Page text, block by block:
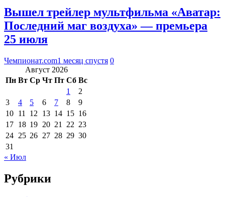
Вышел трейлер мультфильма «Аватар:
Последний маг воздуха» — премьера
25 июля
Чемпионат.com1 месяц спустя 0
Август 2026
Пн Вт Ср Чт Пт Сб Вс
1
2
3
4 5 6 7 8
9
10 11 12 13 14 15 16
17 18 19 20 21 22 23
24 25 26 27 28 29 30
31
« Июл
Рубрики